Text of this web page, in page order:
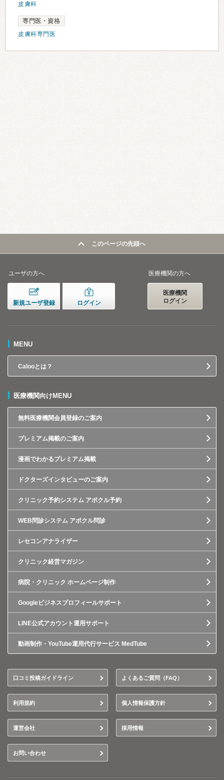
皮膚科
専門医・資格
皮膚科専門医
このページの先頭へ
ユーザの方へ
新規ユーザ登録 ログイン
医療機関の方へ
医療機関
ログイン
MENU
Calooとは？
医療機関向けMENU
無料医療機関会員登録のご案内
プレミアム掲載のご案内
漫画でわかるプレミアム掲載
ドクターズインタビューのご案内
クリニック予約システム アポクル予約
WEB問診システム アポクル問診
レセコンアナライザー
クリニック経営マガジン
病院・クリニック ホームページ制作
Googleビジネスプロフィールサポート
LINE公式アカウント運用サポート
動画制作・YouTube運用代行サービス MedTube
口コミ投稿ガイドライン よくあるご質問（FAQ）
利用規約 個人情報保護方針
運営会社 採用情報
お問い合わせ